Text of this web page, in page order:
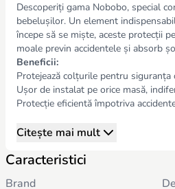
Descoperiți gama Nobobo, special
bebelușilor. Un element
începe să se miște, aceste protecții
moale previn accidentele și absorb
Beneficii:
Protejează colțurile pentru siguranța
Ușor de instalat pe orice masă,
Protecție eficientă împotriva
Citește mai mult
Caracteristici
Brand